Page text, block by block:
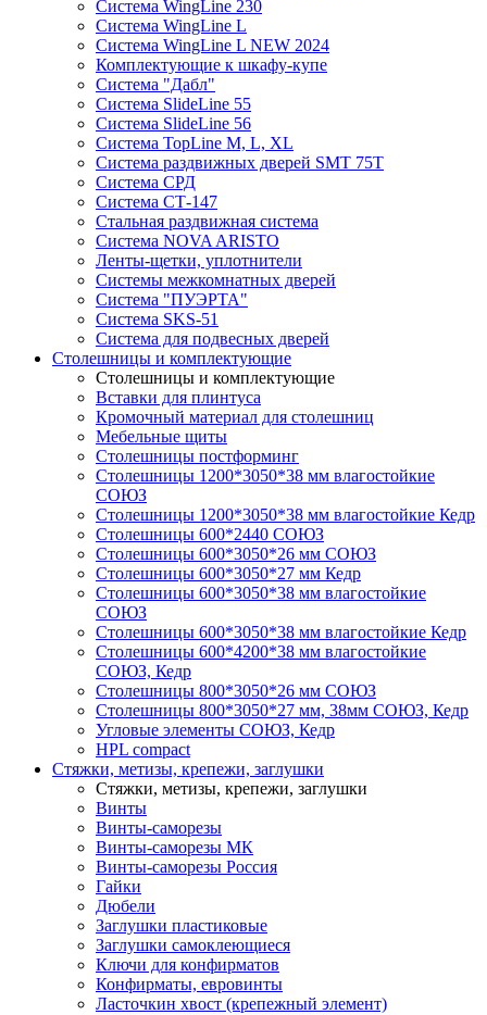
Система WingLine 230
Система WingLine L
Система WingLine L NEW 2024
Комплектующие к шкафу-купе
Система "Дабл"
Система SlideLine 55
Система SlideLine 56
Система TopLine M, L, XL
Система раздвижных дверей SMT 75T
Система СРД
Система СТ-147
Стальная раздвижная система
Система NOVA ARISTO
Ленты-щетки, уплотнители
Системы межкомнатных дверей
Система "ПУЭРТА"
Система SKS-51
Система для подвесных дверей
Столешницы и комплектующие
Столешницы и комплектующие
Вставки для плинтуса
Кромочный материал для столешниц
Мебельные щиты
Столешницы постформинг
Столешницы 1200*3050*38 мм влагостойкие
СОЮЗ
Столешницы 1200*3050*38 мм влагостойкие Кедр
Столешницы 600*2440 СОЮЗ
Столешницы 600*3050*26 мм СОЮЗ
Столешницы 600*3050*27 мм Кедр
Столешницы 600*3050*38 мм влагостойкие
СОЮЗ
Столешницы 600*3050*38 мм влагостойкие Кедр
Столешницы 600*4200*38 мм влагостойкие
СОЮЗ, Кедр
Столешницы 800*3050*26 мм СОЮЗ
Столешницы 800*3050*27 мм, 38мм СОЮЗ, Кедр
Угловые элементы СОЮЗ, Кедр
HPL compact
Стяжки, метизы, крепежи, заглушки
Стяжки, метизы, крепежи, заглушки
Винты
Винты-саморезы
Винты-саморезы МК
Винты-саморезы Россия
Гайки
Дюбели
Заглушки пластиковые
Заглушки самоклеющиеся
Ключи для конфирматов
Конфирматы, евровинты
Ласточкин хвост (крепежный элемент)